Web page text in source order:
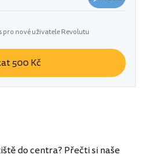
pro nové uživatele Revolutu
500 Kč
do centra? Přečti si naše